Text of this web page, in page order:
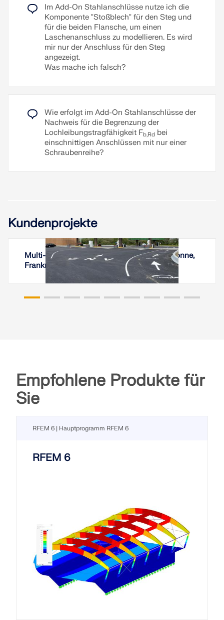
Im Add-On Stahlanschlüsse nutze ich die
Komponente "Stoßblech" für den Steg und
für die beiden Flansche, um einen
Laschenanschluss zu modellieren. Es wird
mir nur der Anschluss für den Steg
angezeigt.
Was mache ich falsch?
Wie erfolgt im Add-On Stahlanschlüsse der
Nachweis für die Begrenzung der
Lochleibungstragfähigkeit Fb,Rd bei
einschnittigen Anschlüssen mit nur einer
Schraubenreihe?
Kundenprojekte
Multi-Energie-Tankstelle in Les Sables-d'Olonne,
Frankreich
Empfohlene Produkte für
Sie
RFEM 6 | Hauptprogramm RFEM 6
RFEM 6